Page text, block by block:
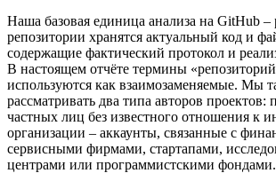
Наша базовая единица анализа на GitHub –
репозитории хранятся актуальный код и
содержащие фактический протокол и
В настоящем отчёте термины
используются как взаимозаменяемые. Мы
рассматривать два типа авторов проектов:
частных лиц без известного отношения к
организации – аккаунты, связанные с
сервисными фирмами, стартапами,
центрами или программистскими фондами.